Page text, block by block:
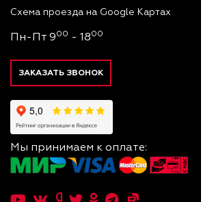
Схема проезда на Google Картах
Пн-Пт 900 - 1800
ЗАКАЗАТЬ ЗВОНОК
Мы принимаем к оплате: